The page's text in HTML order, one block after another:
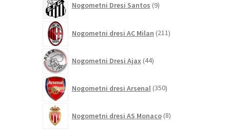
Nogometni Dresi Santos 9izdelkov
Nogometni dresi AC Milan 211izdelkov
Nogometni Dresi Ajax 44izdelkov
Nogometni dresi Arsenal 350izdelkov
Nogometni dresi AS Monaco 8izdelkov